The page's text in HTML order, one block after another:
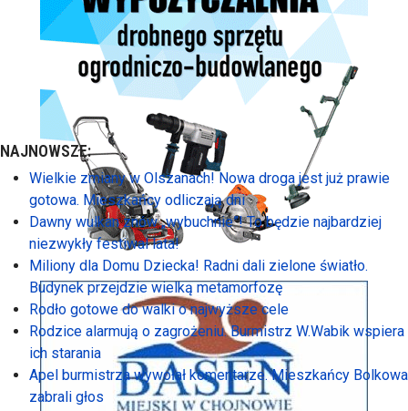
NAJNOWSZE:
Wielkie zmiany w Olszanach! Nowa droga jest już prawie
gotowa. Mieszkańcy odliczają dni
Dawny wulkan znów „wybuchnie”! To będzie najbardziej
niezwykły festiwal lata!
Miliony dla Domu Dziecka! Radni dali zielone światło.
Budynek przejdzie wielką metamorfozę
Rodło gotowe do walki o najwyższe cele
Rodzice alarmują o zagrożeniu. Burmistrz W.Wabik wspiera
ich starania
Apel burmistrza wywołał komentarze. Mieszkańcy Bolkowa
zabrali głos